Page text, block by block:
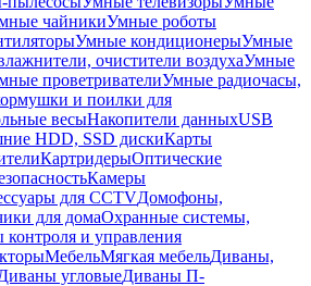
чайникиУмные роботы
Умные кондиционерыУмные
очистители воздухаУмные
проветривателиУмные радиочасы,
и поилки для
весыНакопители данныхUSB
HDD, SSD дискиКарты
КартридерыОптические
Камеры
для CCTVДомофоны,
для домаОхранные системы,
и управления
МебельМягкая мебельДиваны,
угловыеДиваны П-